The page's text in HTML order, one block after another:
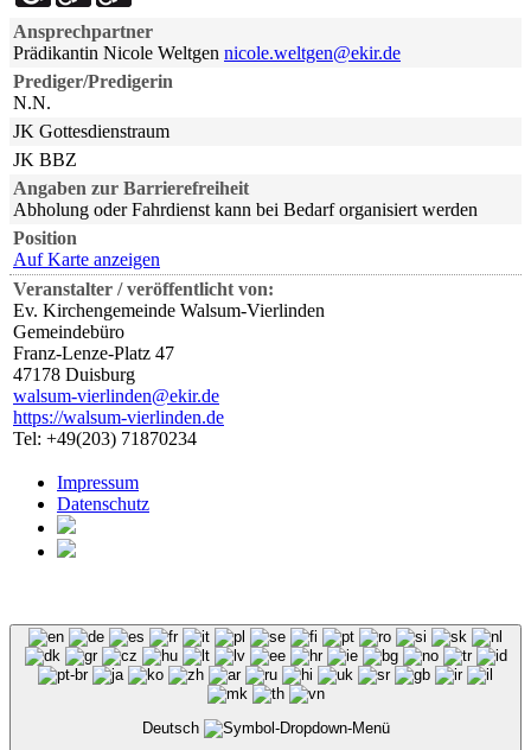
Ansprechpartner
Prädikantin Nicole Weltgen nicole.weltgen@ekir.de
Prediger/Predigerin
N.N.
JK Gottesdienstraum
JK BBZ
Angaben zur Barrierefreiheit
Abholung oder Fahrdienst kann bei Bedarf organisiert werden
Position
Auf Karte anzeigen
Veranstalter / veröffentlicht von:
Ev. Kirchengemeinde Walsum-Vierlinden
Gemeindebüro
Franz-Lenze-Platz 47
47178 Duisburg
walsum-vierlinden@ekir.de
https://walsum-vierlinden.de
Tel: +49(203) 71870234
Impressum
Datenschutz
Deutsch